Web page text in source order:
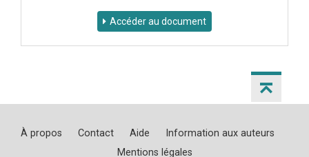
Accéder au document
À propos Contact Aide
Information aux auteurs
Mentions légales